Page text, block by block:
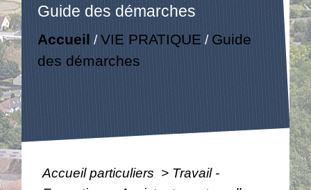
Guide des démarches
Accueil /VIE PRATIQUE / Guide
des démarches
Accueil particuliers > Travail -